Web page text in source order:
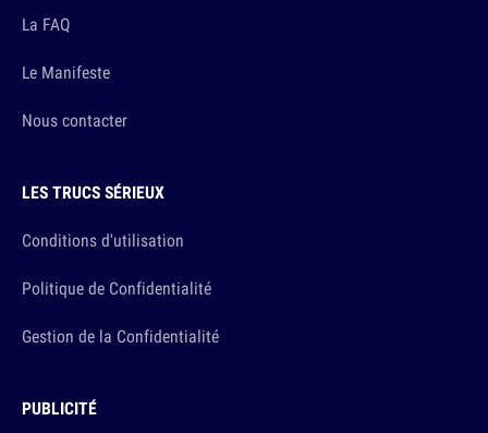
La FAQ
Le Manifeste
Nous contacter
LES TRUCS SÉRIEUX
Conditions d'utilisation
Politique de Confidentialité
Gestion de la Confidentialité
PUBLICITÉ